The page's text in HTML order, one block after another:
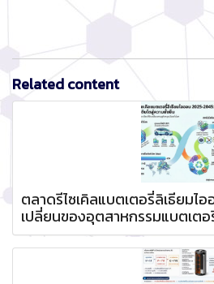
Related content
ตลาดรีไซเคิลแบตเตอรี่ลิเธียมไ
เปลี่ยนของอุตสาหกรรมแบตเตอ